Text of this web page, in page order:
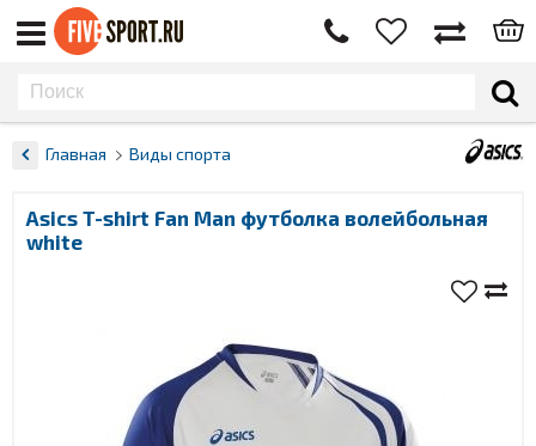
Главная Виды спорта
Asics T-shirt Fan Man футболка волейбольная
white